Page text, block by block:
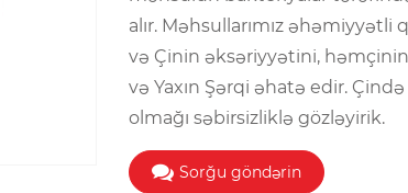
alır. Məhsullarımız
və Çinin əksəriyyətini,
və Yaxın Şərqi əhatə edir.
olmağı səbirsizliklə gözləyirik.
Sorğu göndərin